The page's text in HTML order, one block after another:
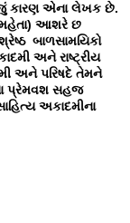
કારણ એના લેખક છે.
મહેતા) આશરે છ
બાળસામયિકો
અને રાષ્ટ્રીય
અને પરિષદે તેમને
પ્રેમવશ સહજ
અકાદમીના